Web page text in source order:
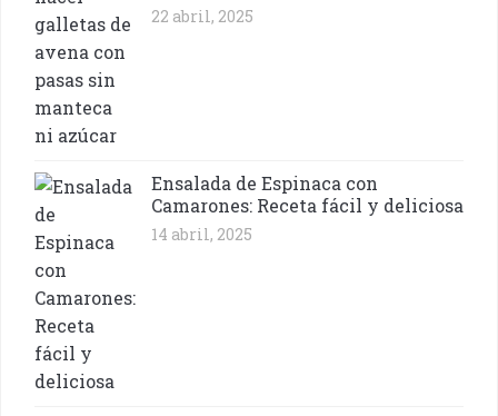
22 abril, 2025
Ensalada de Espinaca con
Camarones: Receta fácil y deliciosa
14 abril, 2025